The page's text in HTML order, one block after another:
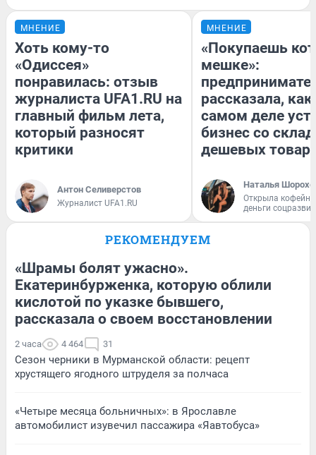
МНЕНИЕ
Хоть кому-то
«Одиссея»
понравилась: отзыв
журналиста UFA1.RU на
главный фильм лета,
который разносят
критики
Антон Селиверстов
Журналист UFA1.RU
МНЕНИЕ
«Покупаешь
мешке»:
рассказала, как
самом деле
бизнес со
дешевых
Наталья
Открыла
деньги
РЕКОМЕНДУЕМ
«Шрамы болят ужасно».
Екатеринбурженка, которую облили
кислотой по указке бывшего,
рассказала о своем восстановлении
2 часа 4 464 31
Сезон черники в Мурманской области: рецепт
хрустящего ягодного штруделя за полчаса
«Четыре месяца больничных»: в Ярославле
автомобилист изувечил пассажира «Яавтобуса»